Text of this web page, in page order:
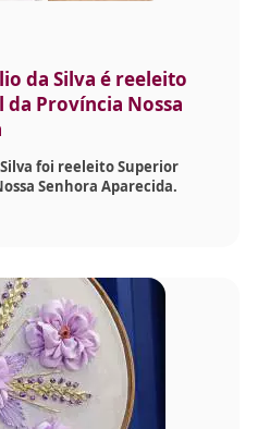
da Silva é reeleito
Província Nossa
foi reeleito Superior
Senhora Aparecida.